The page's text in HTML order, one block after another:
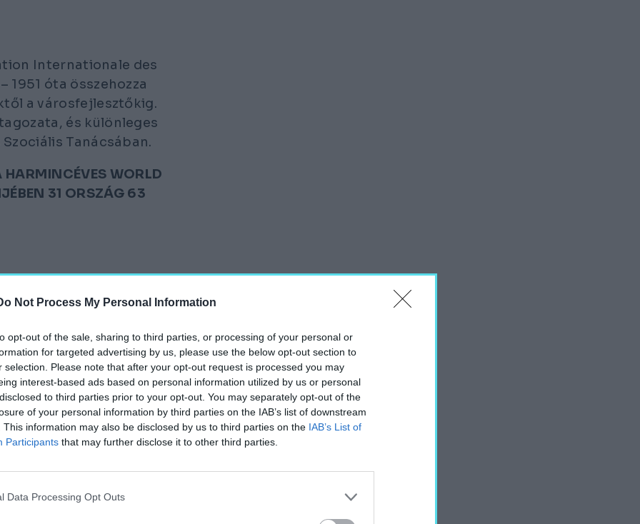
Not Process My Personal Information
opt-out of the sale, sharing to third parties, or processing of your personal or
for targeted advertising by us, please use the below opt-out section to
selection. Please note that after your opt-out request is processed you may
interest-based ads based on personal information utilized by us or personal
to third parties prior to your opt-out. You may separately opt-out of the
of your personal information by third parties on the IAB’s list of downstream
This information may also be disclosed by us to third parties on the IAB’s List of
Participants that may further disclose it to other third parties.
Data Processing Opt Outs
Internationale des
– 1951 óta összehozza
a városfejlesztőkig.
és különleges
Tanácsában.
WORLD
31 ORSZÁG 63